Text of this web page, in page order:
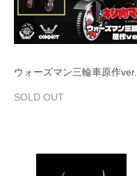
ウォーズマン三輪車原作ver.
SOLD OUT